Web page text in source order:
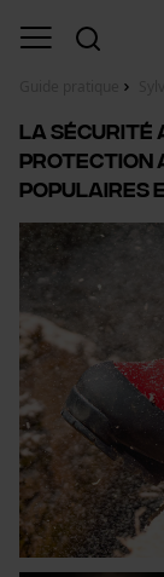
La sécurité
protection
populaires